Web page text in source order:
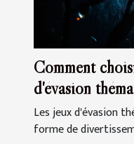
Comment
d'évasion
prochaine
Les jeux d'évasion
forme de